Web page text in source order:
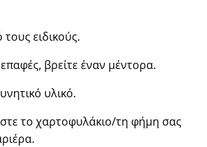
ειδικούς.
βρείτε έναν μέντορα.
υλικό.
το χαρτοφυλάκιο/τη φήμη σας